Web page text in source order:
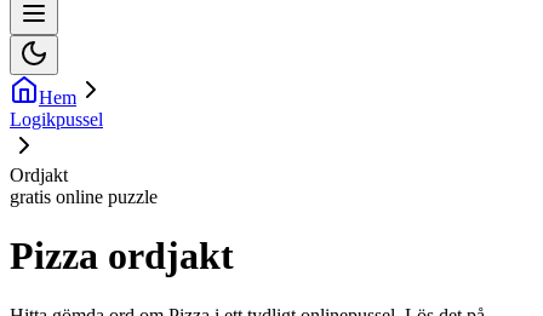
Hem
Logikpussel
Ordjakt
gratis online puzzle
Pizza ordjakt